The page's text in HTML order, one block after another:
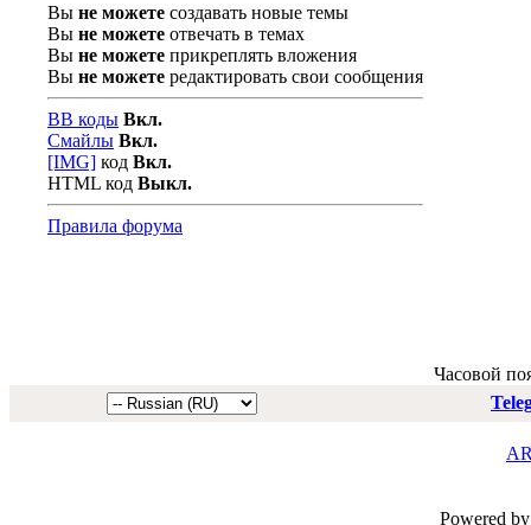
Вы не можете создавать новые темы
Вы не можете отвечать в темах
Вы не можете прикреплять вложения
Вы не можете редактировать свои сообщения
BB коды Вкл.
Смайлы Вкл.
[IMG] код Вкл.
HTML код Выкл.
Правила форума
Часовой
Powered